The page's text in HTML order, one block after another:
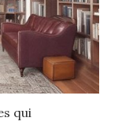
qui